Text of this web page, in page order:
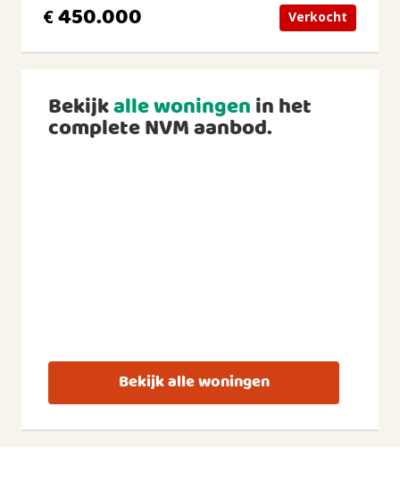
€450.000 Verkocht
Bekijkalle woningenin het
complete NVM aanbod.
Bekijk alle woningen